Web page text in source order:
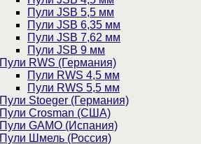
Пули JSB 5,5 мм
Пули JSB 6,35 мм
Пули JSB 7,62 мм
Пули JSB 9 мм
Пули RWS (Германия)
Пули RWS 4,5 мм
Пули RWS 5,5 мм
Пули Stoeger (Германия)
Пули Crosman (США)
Пули GAMO (Испания)
Пули Шмель (Россия)